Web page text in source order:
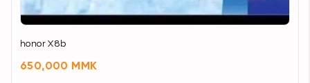
honor X8b
650,000 MMK